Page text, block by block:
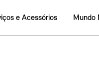
e Acessórios Mundo